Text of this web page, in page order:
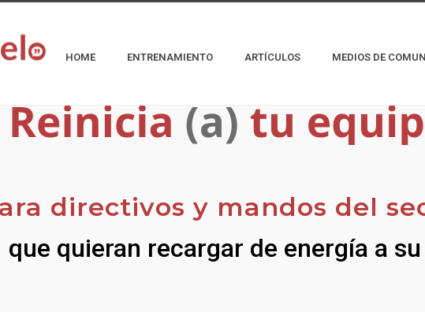
HOME ENTRENAMIENTO ARTÍCULOS MEDIOS DE
directivos y mandos del
que quieran recargar de energía a